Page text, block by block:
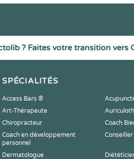
? Faites votre transition vers
SPÉCIALITÉS
Access Bars ®
Art-Thérapeute
Chiropracteur
Coach
Coach en développement
personnel
Dermatologue